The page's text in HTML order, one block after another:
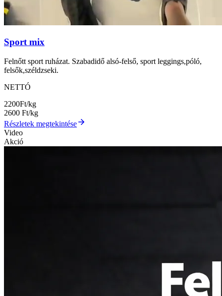
Sport mix
Felnőtt sport ruházat. Szabadidő alsó-felső, sport leggings,póló,
felsők,széldzseki.
NETTÓ
2200Ft/kg
2600 Ft/kg
Részletek megtekintése
Video
Akció